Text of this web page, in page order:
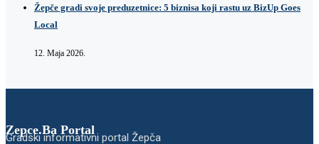
Žepče gradi svoje preduzetnice: 5 biznisa koji rastu uz BizUp Goes
Local
12. Maja 2026.
Zepce.Ba Portal
Gradski informativni portal Žepča